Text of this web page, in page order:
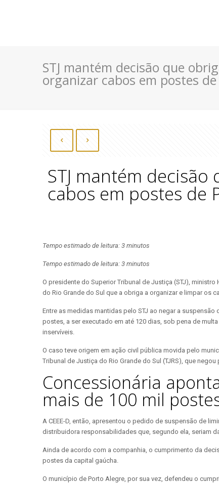
STJ mantém decisão que
organizar cabos em postes
STJ mantém
cabos em postes de
Tempo estimado de leitura: 3 minutos
Tempo estimado de leitura: 3 minutos
O presidente do Superior Tribunal de Justiça (STJ),
do Rio Grande do Sul que a obriga a organizar e limpar os
Entre as medidas mantidas pelo STJ ao negar a
postes, a ser executado em até 120 dias, sob pena de
inservíveis.
O caso teve origem em ação civil pública movida pelo
Tribunal de Justiça do Rio Grande do Sul (TJRS), que
Concessionária
mais de 100 mil
A CEEE-D, então, apresentou o pedido de suspensão de
distribuidora responsabilidades que, segundo ela, seriam
Ainda de acordo com a companhia, o cumprimento da
postes da capital gaúcha.
O município de Porto Alegre, por sua vez, defendeu o